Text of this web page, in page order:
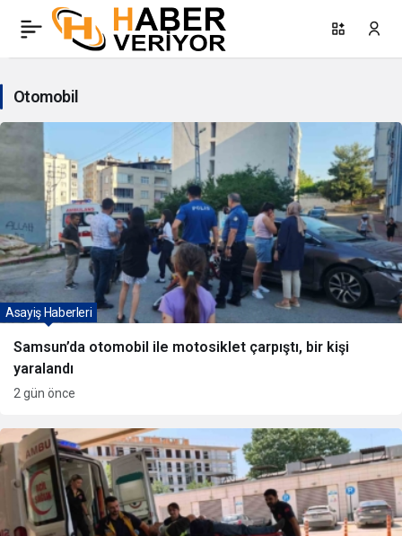
Otomobil
Haberleri
Otomobil
Samsun’da otomobil ile motosiklet çarpıştı, bir kişi
yaralandı
Asayiş Haberleri
2 gün önce